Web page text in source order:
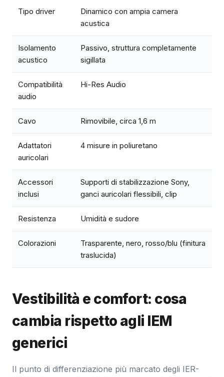
Tipo driver
Dinamico con ampia camera
acustica
Isolamento
acustico
Passivo, struttura completamente
sigillata
Compatibilità
audio
Hi-Res Audio
Cavo Rimovibile, circa 1,6 m
Adattatori
auricolari
4 misure in poliuretano
Accessori
inclusi
Supporti di stabilizzazione Sony,
ganci auricolari flessibili, clip
Resistenza Umidità e sudore
Colorazioni
Trasparente, nero, rosso/blu (finitura
traslucida)
Vestibilità e comfort: cosa
cambia rispetto agli IEM
generici
Il punto di differenziazione più marcato degli IER-